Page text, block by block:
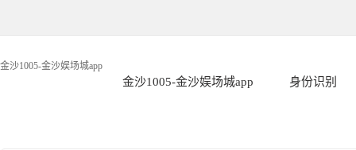
金沙1005-金沙娱场城app
金沙1005-金沙娱场城app 身份识别